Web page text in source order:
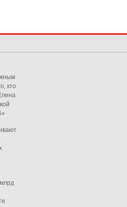
кто